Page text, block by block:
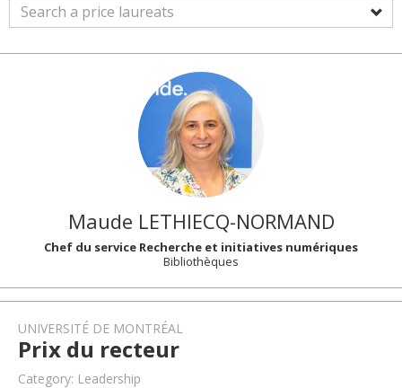
Maude LETHIECQ-NORMAND
Chef du service Recherche et initiatives numériques
Bibliothèques
UNIVERSITÉ DE MONTRÉAL
Prix du recteur
Category: Leadership